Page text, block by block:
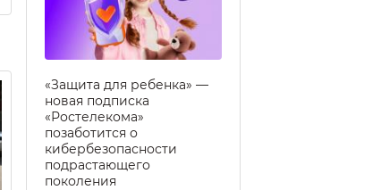
«Защита для ребенка» —
новая подписка
«Ростелекома»
позаботится о
кибербезопасности
подрастающего
поколения